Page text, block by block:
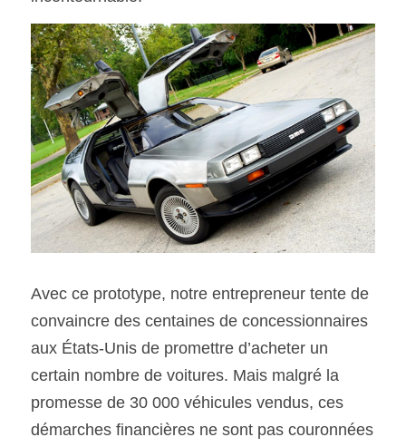
Avec ce prototype, notre entrepreneur tente de
convaincre des centaines de concessionnaires
aux États-Unis de promettre d’acheter un
certain nombre de voitures. Mais malgré la
promesse de 30 000 véhicules vendus, ces
démarches financières ne sont pas couronnées